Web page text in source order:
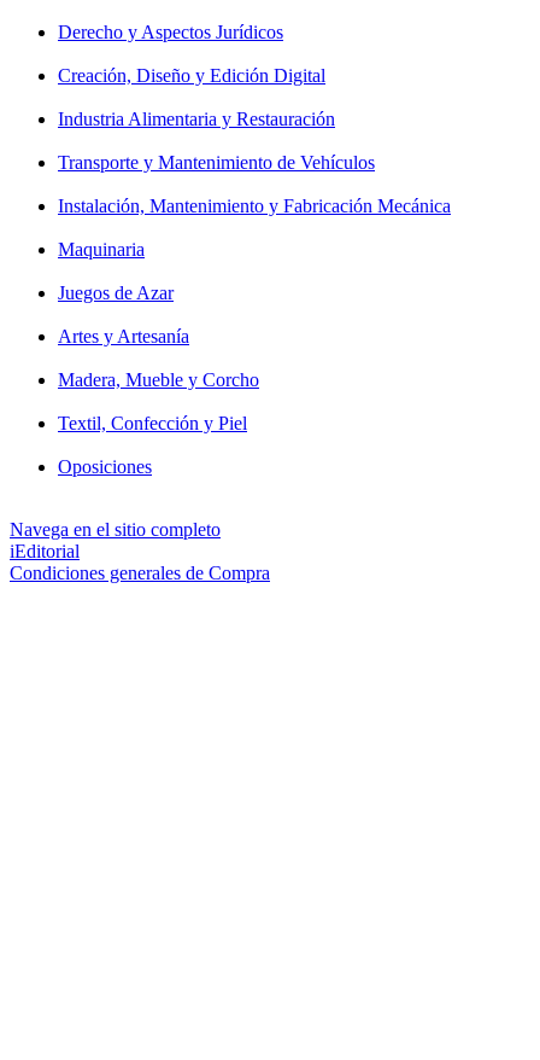
Derecho y Aspectos Jurídicos
Creación, Diseño y Edición Digital
Industria Alimentaria y Restauración
Transporte y Mantenimiento de Vehículos
Instalación, Mantenimiento y Fabricación Mecánica
Maquinaria
Juegos de Azar
Artes y Artesanía
Madera, Mueble y Corcho
Textil, Confección y Piel
Oposiciones
Navega en el sitio completo
iEditorial
Condiciones generales de Compra